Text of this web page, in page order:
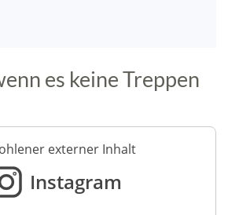
es keine Treppen
externer Inhalt
Instagram